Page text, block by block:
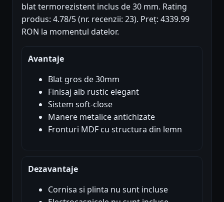
blat termorezistent inclus de 30 mm. Rating
produs: 4.78/5 (nr. recenzii: 23). Preț: 4339.99
RON la momentul datelor.
Avantaje
Blat gros de 30mm
Finisaj alb rustic elegant
Sistem soft-close
Manere metalice antichizate
Fronturi MDF cu structura din lemn
Dezavantaje
Cornisa si plinta nu sunt incluse